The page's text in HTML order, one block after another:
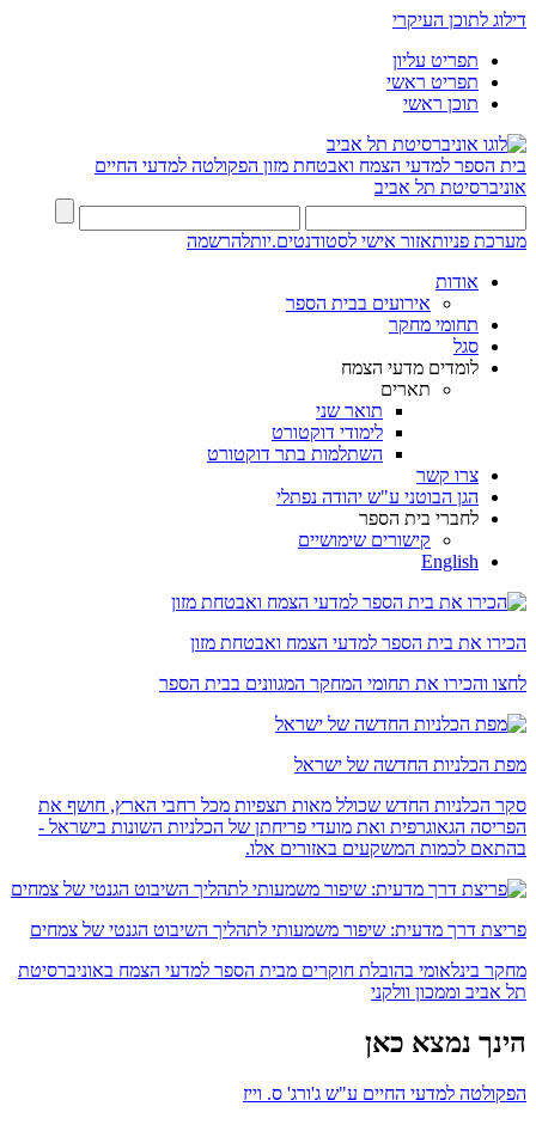
דילוג לתוכן העיקרי
תפריט עליון
תפריט ראשי
תוכן ראשי
בית הספר למדעי הצמח ואבטחת מזון הפקולטה למדעי החיים
אוניברסיטת תל אביב
מערכת פניותאזור אישי לסטודנטים.יותלהרשמה
אודות
אירועים בבית הספר
תחומי מחקר
סגל
לומדים מדעי הצמח
תארים
תואר שני
לימודי דוקטורט
השתלמות בתר דוקטורט
צרו קשר
הגן הבוטני ע"ש יהודה נפתלי
לחברי בית הספר
קישורים שימושיים
English
הכירו את בית הספר למדעי הצמח ואבטחת מזון
לחצו והכירו את תחומי המחקר המגוונים בבית הספר
מפת הכלניות החדשה של ישראל
סקר הכלניות החדש שכולל מאות תצפיות מכל רחבי הארץ, חושף את
הפריסה הגאוגרפית ואת מועדי פריחתן של הכלניות השונות בישראל -
בהתאם לכמות המשקעים באזורים אלו.
פריצת דרך מדעית: שיפור משמעותי לתהליך השיבוט הגנטי של צמחים
מחקר בינלאומי בהובלת חוקרים מבית הספר למדעי הצמח באוניברסיטת
תל אביב וממכון וולקני
הינך נמצא כאן
הפקולטה למדעי החיים ע"ש ג'ורג' ס. וייז